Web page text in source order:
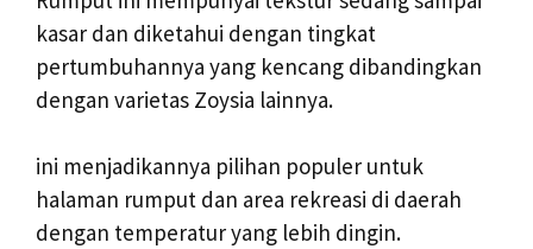
kasar dan diketahui dengan tingkat
pertumbuhannya yang kencang dibandingkan
dengan varietas Zoysia lainnya.
ini menjadikannya pilihan populer untuk
halaman rumput dan area rekreasi di daerah
dengan temperatur yang lebih dingin.